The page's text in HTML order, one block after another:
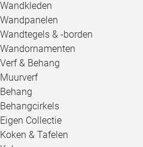
Wandkleden
Wandpanelen
Wandtegels & -borden
Wandornamenten
Verf & Behang
Muurverf
Behang
Behangcirkels
Eigen Collectie
Koken & Tafelen